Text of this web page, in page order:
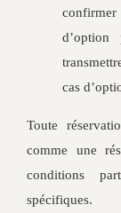
cas
Toute
comme une
conditions
spécifiques.